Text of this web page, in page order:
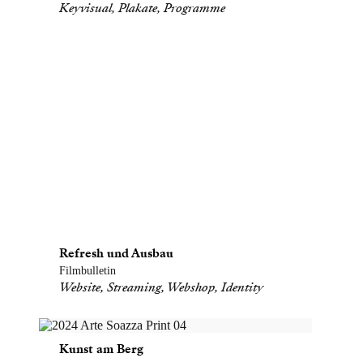
Keyvisual, Plakate, Programme
Refresh und Ausbau
Filmbulletin
Website, Streaming, Webshop, Identity
Kunst am Berg